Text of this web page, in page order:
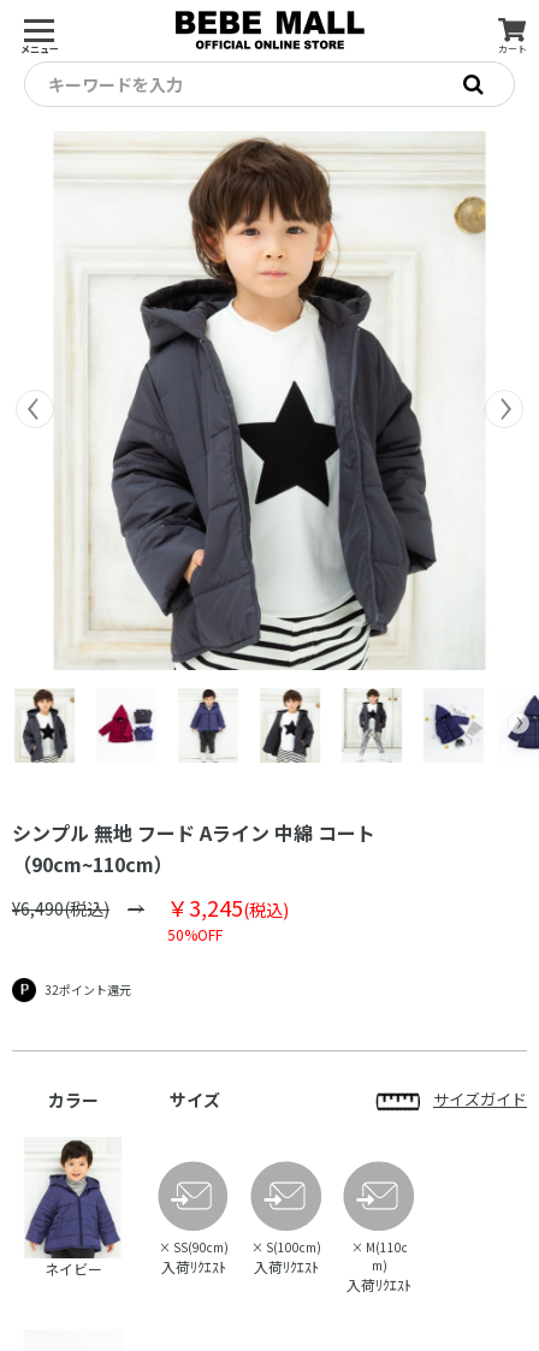
メニュー カート
キーワードを入力
シンプル 無地 フード Aライン 中綿 コート
（90cm~110cm）
¥6,490(税込) ￥3,245(税込)
50%OFF
32ポイント還元
カラー サイズ サイズガイド
ネイビー
× SS(90cm)
入荷ﾘｸｴｽﾄ
× S(100cm)
入荷ﾘｸｴｽﾄ
× M(110c
m)
入荷ﾘｸｴｽﾄ